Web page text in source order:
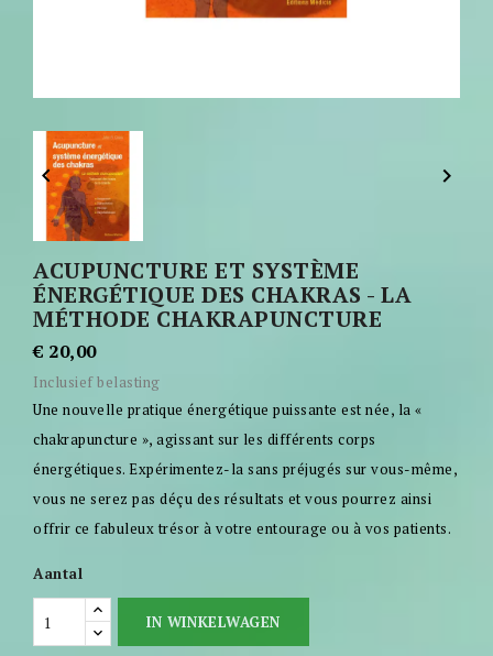
 
ACUPUNCTURE ET SYSTÈME
ÉNERGÉTIQUE DES CHAKRAS - LA
MÉTHODE CHAKRAPUNCTURE
€ 20,00
Inclusief belasting
Une nouvelle pratique énergétique puissante est née, la «
chakrapuncture », agissant sur les différents corps
énergétiques. Expérimentez-la sans préjugés sur vous-même,
vous ne serez pas déçu des résultats et vous pourrez ainsi
offrir ce fabuleux trésor à votre entourage ou à vos patients.
Aantal
IN WINKELWAGEN